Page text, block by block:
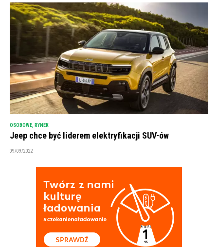
OSOBOWE RYNEK
Jeep chce być liderem elektryfikacji SUV-ów
09/09/2022